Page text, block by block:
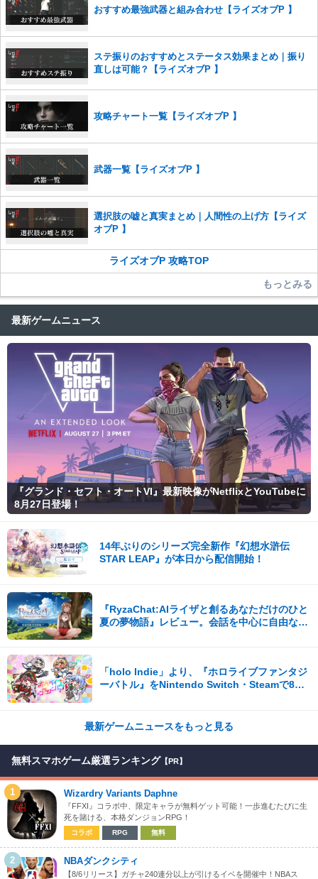
おすすめ最強武器と組み合わせ【ライズオブP 】
ステ振りのおすすめとステータス効果まとめ｜振り
直しは可能？【ライズオブP 】
攻略チャート一覧【ライズオブP 】
武器一覧【ライズオブP 】
選択肢の嘘と真実まとめ｜人間性の上げ方【ライズ
オブP 】
ライズオブP 攻略TOP
もっとみる
最新ゲームニュース
『グランド・セフト・オートVI』最新映像がNetflixとYouTubeに
8月27日登場！
14年ぶりのシリーズ完全新作『幻想水滸伝
STAR LEAP』が本日から配信開始！
『RyzaChat:AIライザと創るあなただけのひと
夏の夢物語』レビュー。会話を中心に自由な冒
「holo Indie」より、『ホロライブファンタジ
ーバトル』をNintendo Switch・Steamで8月7
最新ゲームニュースをもっと見る
無料スマホゲーム厳選ランキング 【PR】
1 Wizardry Variants Daphne
『FFXI』コラボ中、限定キャラが無料ゲット可能！一歩進むたびに生
死を賭ける、本格ダンジョンRPG！
コラボ RPG 無料
2 NBAダンクシティ
【8/6リリース】ガチャ240連分以上が引けるイベを開催中！NBAス